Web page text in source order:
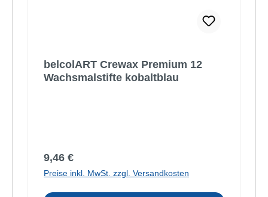
belcolART Crewax Premium 12
Wachsmalstifte kobaltblau
Regulärer Preis:
9,46 €
Preise inkl. MwSt. zzgl. Versandkosten